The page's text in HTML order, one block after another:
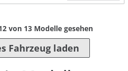
von 13Modelle gesehen
Fahrzeug laden